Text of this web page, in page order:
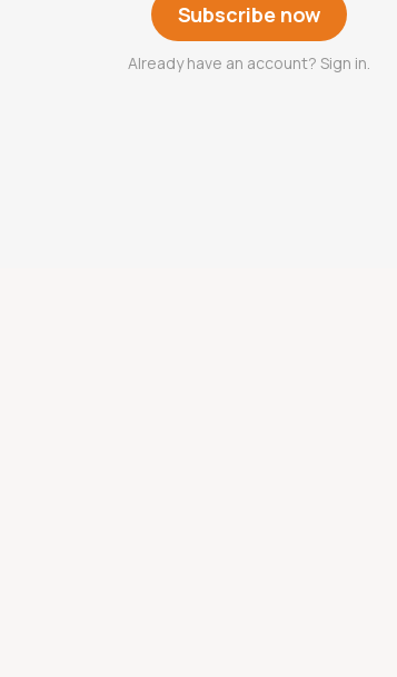
Subscribe now
Already have an account? Sign in.